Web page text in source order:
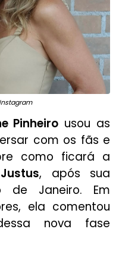
Pinheiro usou as
com os fãs e
como ficará a
, após sua
de Janeiro. Em
ela comentou
nova fase